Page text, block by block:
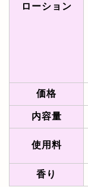
ローション
価格
内容量
使用料
香り